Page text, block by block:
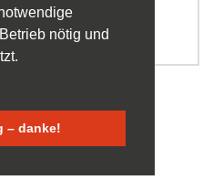
nötig und
– danke!
Anfrage